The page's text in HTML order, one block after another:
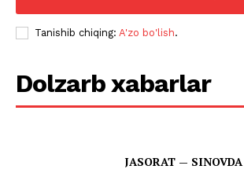
Tanishib chiqing: A'zo bo'lish.
Dolzarb xabarlar
JASORAT —